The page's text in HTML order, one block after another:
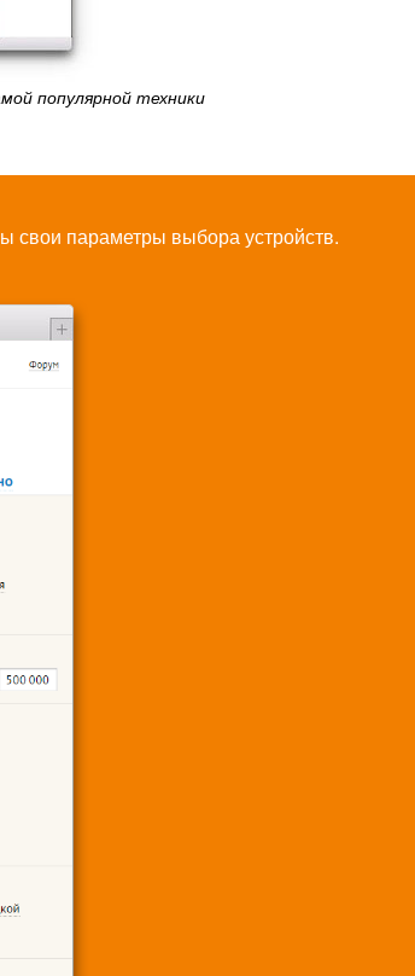
популярной техники
свои параметры выбора устройств.